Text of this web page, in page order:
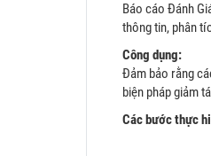
Báo cáo Đánh
thông tin, phân
Công dụng:
Đảm bảo rằng
biện pháp giảm
Các bước thực